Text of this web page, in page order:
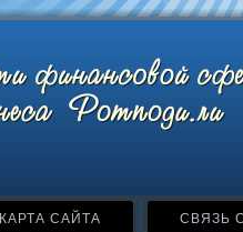
КАРТА САЙТА СВЯЗЬ